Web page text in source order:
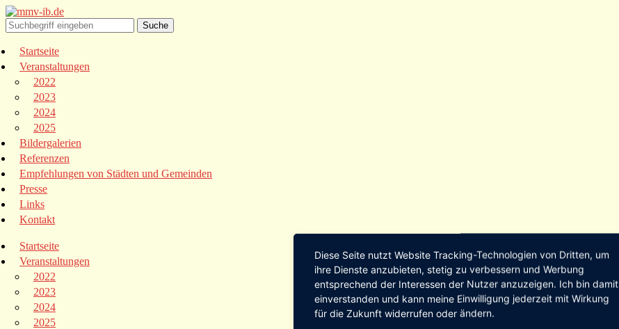
Startseite
Veranstaltungen
2022
2023
2024
2025
Bildergalerien
Referenzen
Empfehlungen von Städten und Gemeinden
Presse
Links
Kontakt
Startseite
Veranstaltungen
2022
2023
2024
2025
Diese Seite nutzt Website Tracking-Technologien von Dritten, um
ihre Dienste anzubieten, stetig zu verbessern und Werbung
entsprechend der Interessen der Nutzer anzuzeigen. Ich bin damit
einverstanden und kann meine Einwilligung jederzeit mit Wirkung
für die Zukunft widerrufen oder ändern.